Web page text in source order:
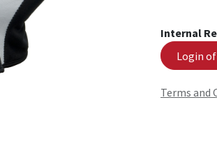
Internal
Login
Terms and